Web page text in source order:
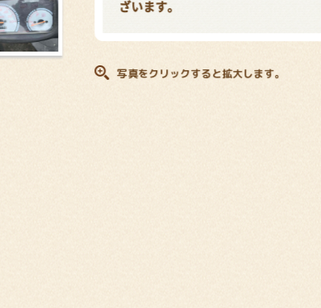
ざいます。
写真をクリックすると拡大します。